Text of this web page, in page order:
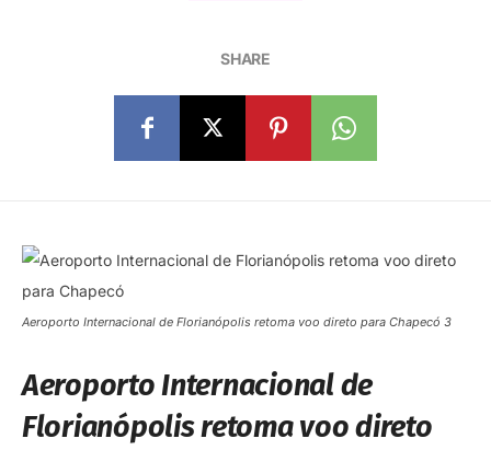
SHARE
Aeroporto Internacional de Florianópolis retoma voo direto para Chapecó 3
Aeroporto Internacional de
Florianópolis retoma voo direto